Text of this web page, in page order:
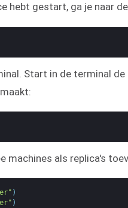
hebt gestart, ga je naar
Start in de terminal
machines als replica's
)
)